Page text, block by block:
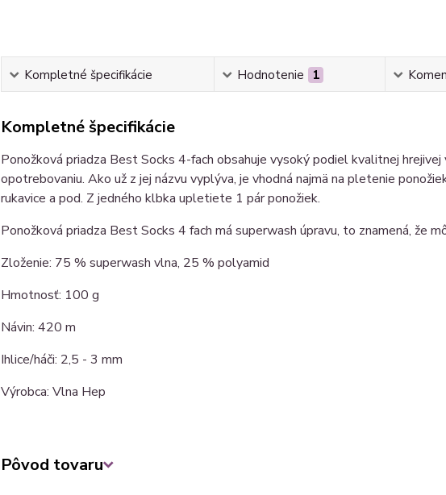
Kompletné špecifikácie Hodnotenie 1
Kompletné špecifikácie
Ponožková priadza Best Socks 4-fach obsahuje vysoký podiel kvalitnej
opotrebovaniu. Ako už z jej názvu vyplýva, je vhodná najmä na pletenie
rukavice a pod. Z jedného klbka upletiete 1 pár ponožiek.
Ponožková priadza Best Socks 4 fach má superwash úpravu, to znamená, že
Zloženie: 75 % superwash vlna, 25 % polyamid
Hmotnosť: 100 g
Návin: 420 m
Ihlice/háči: 2,5 - 3 mm
Výrobca: Vlna Hep
Pôvod tovaru